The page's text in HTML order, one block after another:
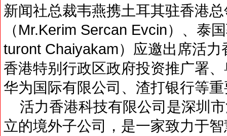
新闻社总裁韦燕携土耳其驻香港
（Mr.Kerim Sercan Evcin）、泰
turont Chaiyakam）应邀出席活
香港特别行政区政府投资推广署
华为国际有限公司、渣打银行等
活力香港科技有限公司是深圳
立的境外子公司，是一家致力于